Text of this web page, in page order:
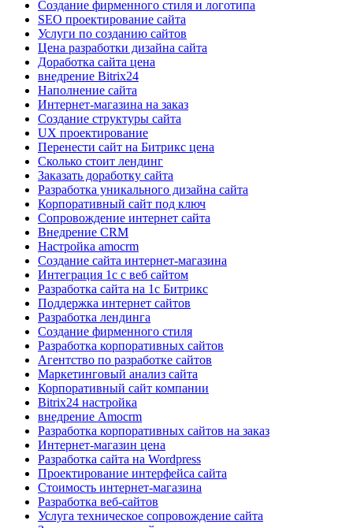
Создание фирменного стиля и логотипа
SEO проектирование сайта
Услуги по созданию сайтов
Цена разработки дизайна сайта
Доработка сайта цена
внедрение Bitrix24
Наполнение сайта
Интернет-магазина на заказ
Создание структуры сайта
UX проектирование
Перенести сайт на Битрикс цена
Сколько стоит лендинг
Заказать доработку сайта
Разработка уникального дизайна сайта
Корпоративный сайт под ключ
Сопровождение интернет сайта
Внедрение CRM
Настройка amocrm
Создание сайта интернет-магазина
Интеграция 1с с веб сайтом
Разработка сайта на 1с Битрикс
Поддержка интернет сайтов
Разработка лендинга
Создание фирменного стиля
Разработка корпоративных сайтов
Агентство по разработке сайтов
Маркетинговый анализ сайта
Корпоративный сайт компании
Bitrix24 настройка
внедрение Amocrm
Разработка корпоративных сайтов на заказ
Интернет-магазин цена
Разработка сайта на Wordpress
Проектирование интерфейса сайта
Стоимость интернет-магазина
Разработка веб-сайтов
Услуга техническое сопровождение сайта